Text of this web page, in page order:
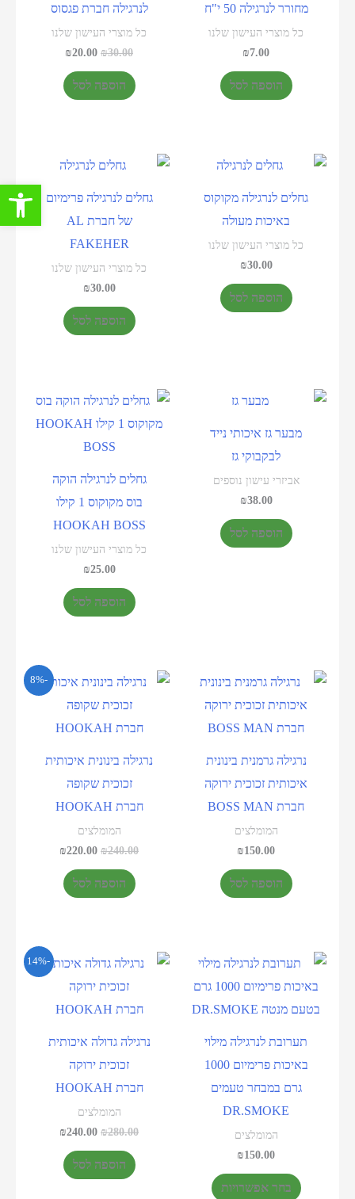
פתח
מחורר לנרגילה 50 י"ח
כל מוצרי העישון שלנו
₪7.00
הוספה לסל
לנרגילה חברת פגסוס
כל מוצרי העישון שלנו
₪30.00
₪20.00
הוספה לסל
גחלים לנרגילה מקוקוס
באיכות מעולה
כל מוצרי העישון שלנו
₪30.00
הוספה לסל
גחלים לנרגילה פרימיום
של חברת AL
FAKEHER
כל מוצרי העישון שלנו
₪30.00
הוספה לסל
מבער גז איכותי נייד
לבקבוקי גז
אביזרי עישון נוספים
₪38.00
הוספה לסל
גחלים לנרגילה הוקה
בוס מקוקוס 1 קילו
HOOKAH BOSS
כל מוצרי העישון שלנו
₪25.00
הוספה לסל
נרגילה גרמנית בינונית
איכותית זכוכית ירוקה
חברת BOSS MAN
המומלצים
₪150.00
הוספה לסל
-8%
נרגילה בינונית איכותית
זכוכית שקופה
חברת HOOKAH
המומלצים
₪240.00
₪220.00
הוספה לסל
תערובת לנרגילה מילוי
באיכות פרימיום 1000
גרם במבחר טעמים
DR.SMOKE
המומלצים
₪150.00
בחר אפשרויות
-14%
נרגילה גדולה איכותית
זכוכית ירוקה
חברת HOOKAH
המומלצים
₪280.00
₪240.00
הוספה לסל